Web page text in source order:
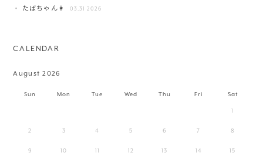
たばちゃん👩 03.31 2026
CALENDAR
August 2026
Sun Mon Tue Wed Thu Fri Sat
1
2 3 4 5 6 7 8
9 10 11 12 13 14 15